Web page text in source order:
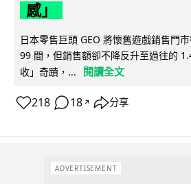
感」
日本零售巨頭 GEO 將懷舊遊戲銷售門
99 間，但銷售額卻不降反升至過往的
收」奇蹟，...
閱讀全文
218 18 ↗ 分享
ADVERTISEMENT